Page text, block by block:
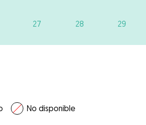
27 28 29
No disponible